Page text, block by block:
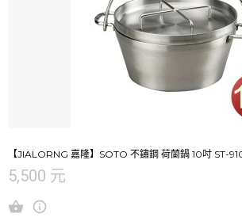
【JIALORNG 嘉隆】SOTO 不鏽鋼 荷蘭鍋 10吋 ST-
5,500 元